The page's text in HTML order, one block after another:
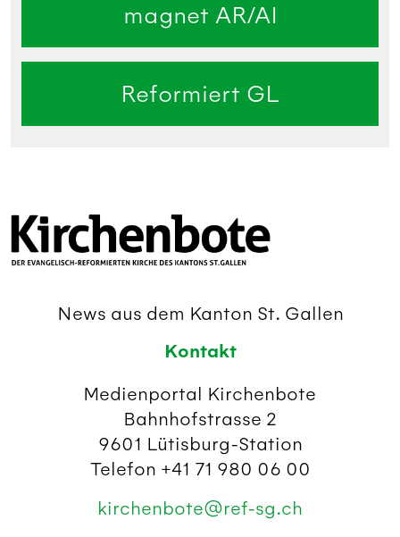
magnet AR/AI
Reformiert GL
News aus dem Kanton St. Gallen
Kontakt
Medienportal Kirchenbote
Bahnhofstrasse 2
9601 Lütisburg-Station
Telefon +41 71 980 06 00
kirchenbote@ref-sg.ch